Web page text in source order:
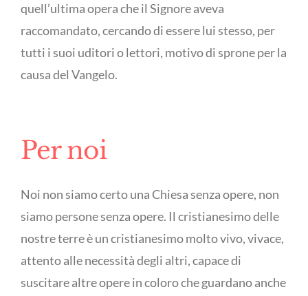
quell’ultima opera che il Signore aveva
raccomandato, cercando di essere lui stesso, per
tutti i suoi uditori o lettori, motivo di sprone per la
causa del Vangelo.
Per noi
Noi non siamo certo una Chiesa senza opere, non
siamo persone senza opere. Il cristianesimo delle
nostre terre è un cristianesimo molto vivo, vivace,
attento alle necessità degli altri, capace di
suscitare altre opere in coloro che guardano anche